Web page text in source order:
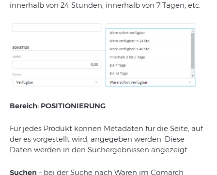
innerhalb von 24 Stunden, innerhalb von 7 Tagen, etc.
Bereich: POSITIONIERUNG
Für jedes Produkt können Metadaten für die Seite, auf
der es vorgestellt wird, angegeben werden. Diese
Daten werden in den Suchergebnissen angezeigt:
Suchen – bei der Suche nach Waren im Comarch